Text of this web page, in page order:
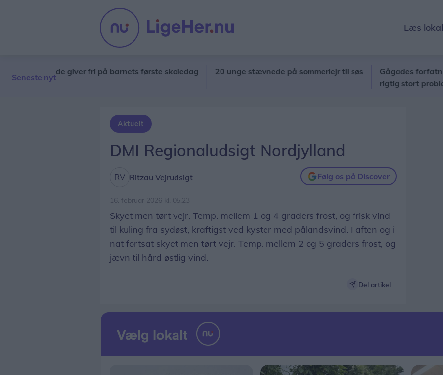
Læs
Seneste nyt
Stor kæde giver fri på barnets første skoledag 20 unge stævnede på sommerlejr til søs
Gågades forfatning
rigtig stort problem
Aktuelt
DMI Regionaludsigt Nordjylland
Ritzau Vejrudsigt Følg os på Discover
16. februar 2026 kl. 05.23
Skyet men tørt vejr. Temp. mellem 1 og 4 graders frost, og frisk vind
til kuling fra sydøst, kraftigst ved kyster med pålandsvind. I aften og i
nat fortsat skyet men tørt vejr. Temp. mellem 2 og 5 graders frost, og
jævn til hård østlig vind.
Del artikel